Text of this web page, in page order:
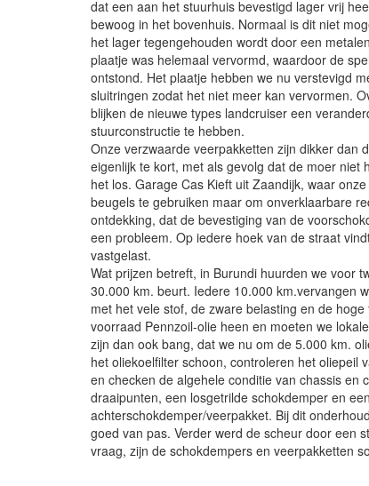
dat een aan het stuurhuis bevestigd lager vrij
bewoog in het bovenhuis. Normaal is dit niet
het lager tegengehouden wordt door een
plaatje was helemaal vervormd, waardoor de
ontstond. Het plaatje hebben we nu verstevigd
sluitringen zodat het niet meer kan vervormen.
blijken de nieuwe types landcruiser een
stuurconstructie te hebben.
Onze verzwaarde veerpakketten zijn dikker dan
eigenlijk te kort, met als gevolg dat de moer
het los. Garage Cas Kieft uit Zaandijk, waar
beugels te gebruiken maar om onverklaarbare
ontdekking, dat de bevestiging van de
een probleem. Op iedere hoek van de straat
vastgelast.
Wat prijzen betreft, in Burundi huurden we voor
30.000 km. beurt. Iedere 10.000 km.vervangen
met het vele stof, de zware belasting en de
voorraad Pennzoil-olie heen en moeten we
zijn dan ook bang, dat we nu om de 5.000 km.
het oliekoelfilter schoon, controleren het oliepeil
en checken de algehele conditie van chassis
draaipunten, een losgetrilde schokdemper en
achterschokdemper/veerpakket. Bij dit
goed van pas. Verder werd de scheur door een
vraag, zijn de schokdempers en veerpakketten